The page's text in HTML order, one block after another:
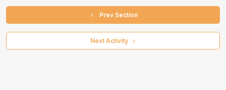
  Prev Section
Next Activity